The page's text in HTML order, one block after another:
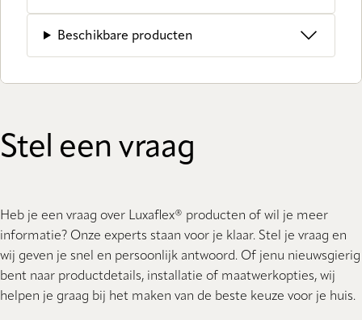
Beschikbare producten
Stel een vraag
Heb je een vraag over Luxaflex® producten of wil je meer
informatie? Onze experts staan ​​voor je klaar. Stel je vraag en
wij geven je snel en persoonlijk antwoord. Of jenu nieuwsgierig
bent naar productdetails, installatie of maatwerkopties, wij
helpen je graag bij het maken van de beste keuze voor je huis.